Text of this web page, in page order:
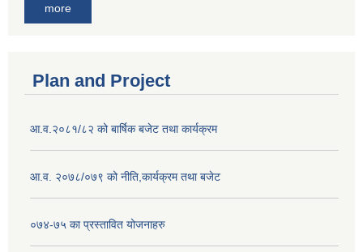
more
Plan and Project
आ.व.२०८१/८२ को बार्षिक बजेट तथा कार्यक्रम
आ.व. २०७८/०७९ को नीति,कार्यक्रम तथा बजेट
०७४-७५ का प्रस्तावित योजनाहरु